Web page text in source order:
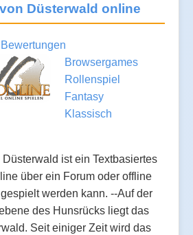
Düsterwald online
Browsergames
Rollenspiel
Fantasy
Klassisch
ist ein Textbasiertes
über ein Forum oder offline
werden kann. --Auf der
des Hunsrücks liegt das
Seit einiger Zeit wird das